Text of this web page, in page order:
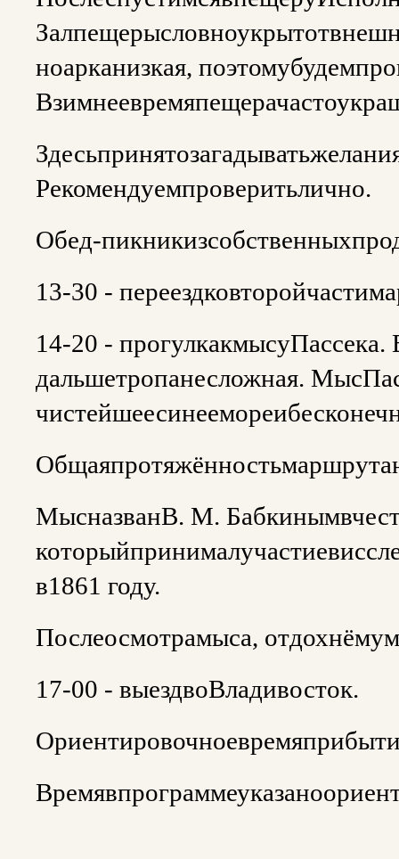
ноарканизкая,
Рекомендуемпроверитьлично.
Обед-
13-30 -
14-20 -
дальшетропанесложная.
МысназванВ. М.
в1861 году.
Послеосмотрамыса,
17-00 - выездвоВладивосток.